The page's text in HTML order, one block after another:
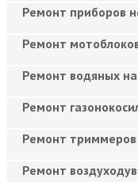
Ремонт приборов
Ремонт
Ремонт водяных
Ремонт
Ремонт триммеров
Ремонт